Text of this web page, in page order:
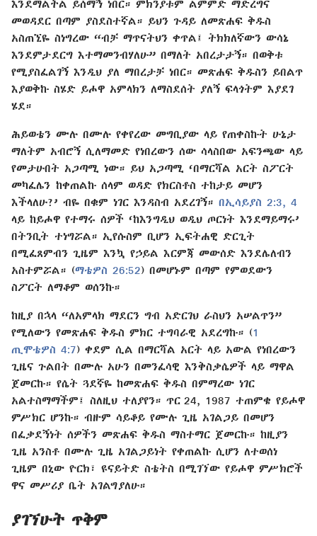
እንደማልችል ይሰማኝ ነበር። ምክንያቱም ልምምድ ማድረግና
መወዳደር በጣም ያስደስተኛል። ይህን ጉዳይ ለመጽሐፍ ቅዱስ
አስጠኚዬ ስነግረው “ብቻ ማጥናትህን ቀጥል፤ ትክክለኛውን ውሳኔ
እንደምታደርግ እተማመንብሃለሁ” በማለት አበረታታኝ። በወቅቱ
የሚያስፈልገኝ እንዲህ ያለ ማበረታቻ ነበር። መጽሐፍ ቅዱስን ይበልጥ
እያወቅኩ ስሄድ ይሖዋ አምላክን ለማስደሰት ያለኝ ፍላጎትም እያደገ
ሄደ።
ሕይወቴን ሙሉ በሙሉ የቀየረው መግቢያው ላይ የጠቀስኩት ሁኔታ
ማለትም አብሮኝ ሲለማመድ የነበረውን ሰው ሳላስበው አፍንጫው ላይ
የመታሁበት አጋጣሚ ነው። ይህ አጋጣሚ ‘በማርሻል አርት ስፖርት
መካፈሌን ከቀጠልኩ ሰላም ወዳድ የክርስቶስ ተከታይ መሆን
እችላለሁ?’ ብዬ በቁም ነገር እንዳስብ አደረገኝ። በኢሳይያስ 2:3, 4
ላይ ከይሖዋ የተማሩ ሰዎች ‘ከእንግዲህ ወዲህ ጦርነት እንደማይማሩ’
በትንቢት ተነግሯል። ኢየሱስም ቢሆን ኢፍትሐዊ ድርጊት
በሚፈጸምብን ጊዜም እንኳ የኃይል እርምጃ መውሰድ እንደሌለብን
አስተምሯል። (ማቴዎስ 26:52) በመሆኑም በጣም የምወደውን
ስፖርት ለማቆም ወሰንኩ።
ከዚያ በኋላ “ለአምላክ ማደርን ግብ አድርገህ ራስህን አሠልጥን”
የሚለውን የመጽሐፍ ቅዱስ ምክር ተግባራዊ አደረግኩ። (1
ጢሞቴዎስ 4:7) ቀደም ሲል በማርሻል አርት ላይ አውል የነበረውን
ጊዜና ጉልበት በሙሉ አሁን በመንፈሳዊ እንቅስቃሴዎች ላይ ማዋል
ጀመርኩ። የሴት ጓደኛዬ ከመጽሐፍ ቅዱስ በምማረው ነገር
አልተስማማችም፤ ስለዚህ ተለያየን። ጥር 24, 1987 ተጠምቄ የይሖዋ
ምሥክር ሆንኩ። ብዙም ሳይቆይ የሙሉ ጊዜ አገልጋይ በመሆን
በፈቃደኝነት ሰዎችን መጽሐፍ ቅዱስ ማስተማር ጀመርኩ። ከዚያን
ጊዜ አንስቶ በሙሉ ጊዜ አገልጋይነት የቀጠልኩ ሲሆን ለተወሰነ
ጊዜም በኒው ዮርክ፣ ዩናይትድ ስቴትስ በሚገኘው የይሖዋ ምሥክሮች
ዋና መሥሪያ ቤት አገልግያለሁ።
ያገኘሁት ጥቅም